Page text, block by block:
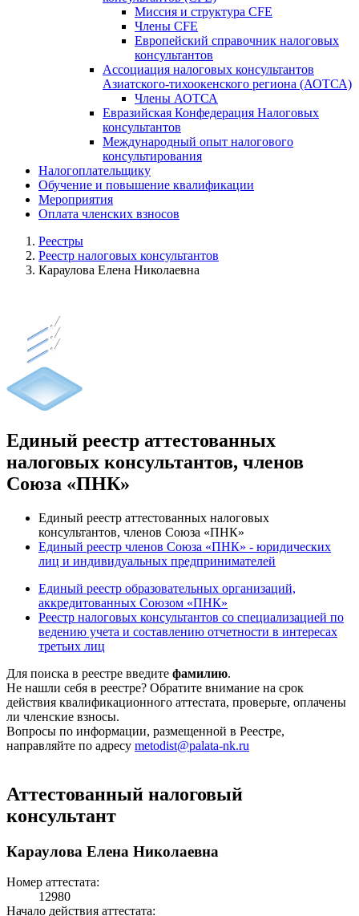
Миссия и структура CFE
Члены CFE
Европейский справочник налоговых
консультантов
Ассоциация налоговых консультантов
Азиатского-тихоокенского региона (АОТСА)
Члены АОТСА
Евразийская Конфедерация Налоговых
консультантов
Международный опыт налогового
консультирования
Налогоплательщику
Обучение и повышение квалификации
Мероприятия
Оплата членских взносов
Реестры
Реестр налоговых консультантов
Караулова Елена Николаевна
Единый реестр аттестованных
налоговых консультантов, членов
Союза «ПНК»
Единый реестр аттестованных налоговых
консультантов, членов Союза «ПНК»
Единый реестр членов Союза «ПНК» - юридических
лиц и индивидуальных предпринимателей
Единый реестр образовательных организаций,
аккредитованных Союзом «ПНК»
Реестр налоговых консультантов со специализацией по
ведению учета и составлению отчетности в интересах
третьих лиц
Для поиска в реестре введите фамилию.
Не нашли себя в реестре? Обратите внимание на срок
действия квалификационного аттестата, проверьте, оплачены
ли членские взносы.
Вопросы по информации, размещенной в Реестре,
направляйте по адресу metodist@palata-nk.ru
Аттестованный налоговый
консультант
Караулова Елена Николаевна
Номер аттестата:
12980
Начало действия аттестата: